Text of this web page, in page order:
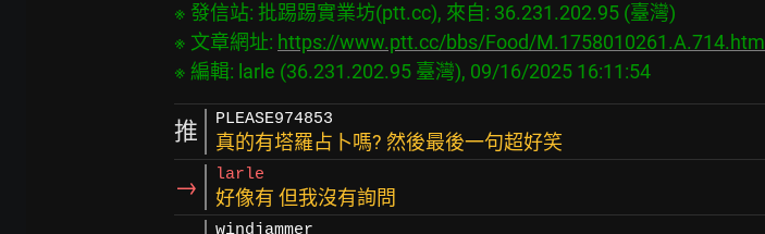
※ 發信站: 批踢踢實業坊(ptt.cc), 來自: 36.231.202.95 (臺灣)
※ 文章網址: https://www.ptt.cc/bbs/Food/M.1758010261.A.714.html
推 PLEASE974853
真的有塔羅占卜嗎? 然後最後一句超好笑
→ larle
好像有 但我沒有詢問
windjammer